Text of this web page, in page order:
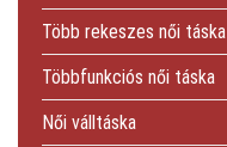
Több rekeszes női táska
Többfunkciós női táska
Női válltáska